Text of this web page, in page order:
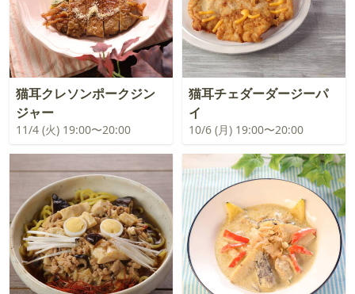
猫耳クレソンポークジン
ジャー
11/4 (火) 19:00〜20:00
猫耳チェダーダージーパ
イ
10/6 (月) 19:00〜20:00